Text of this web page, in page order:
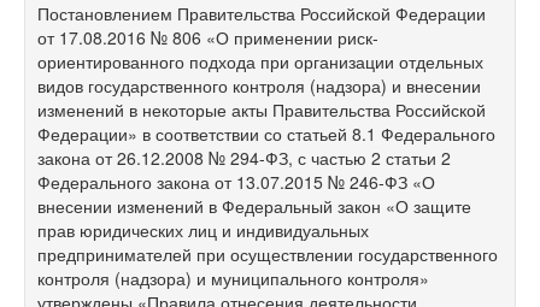
Постановлением Правительства Российской Федерации
от 17.08.2016 № 806 «О применении риск-
ориентированного подхода при организации отдельных
видов государственного контроля (надзора) и внесении
изменений в некоторые акты Правительства Российской
Федерации» в соответствии со статьей 8.1 Федерального
закона от 26.12.2008 № 294-ФЗ, с частью 2 статьи 2
Федерального закона от 13.07.2015 № 246-ФЗ «О
внесении изменений в Федеральный закон «О защите
прав юридических лиц и индивидуальных
предпринимателей при осуществлении государственного
контроля (надзора) и муниципального контроля»